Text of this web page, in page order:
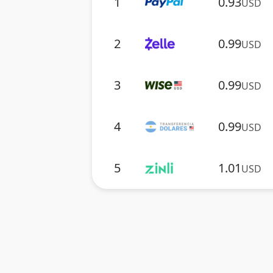
USD
2 0.99USD
3 0.99USD
4 0.99USD
5 1.01 USD